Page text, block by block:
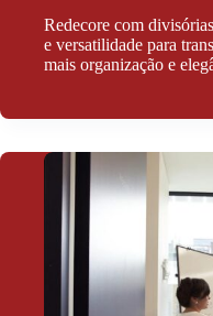
Redecore com
e versatilidade para
mais organização e